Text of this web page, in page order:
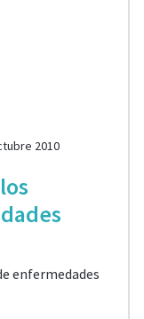
2010
enfermedades